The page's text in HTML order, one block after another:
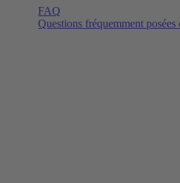
FAQ
Questions fréquemment posées